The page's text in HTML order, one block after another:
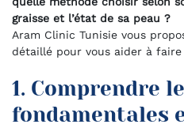
graisse et l’état de sa peau ?
Aram Clinic Tunisie vous
détaillé pour vous aider à
1. Comprendre
fondamentales